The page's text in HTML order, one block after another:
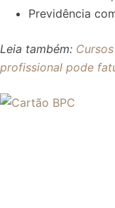
Previdência
Leia também:
profissional pode